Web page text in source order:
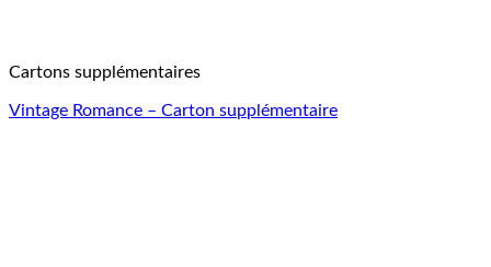
Cartons supplémentaires
Vintage Romance – Carton supplémentaire